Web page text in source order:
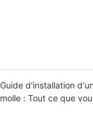
Guide d'installation
molle : Tout ce que